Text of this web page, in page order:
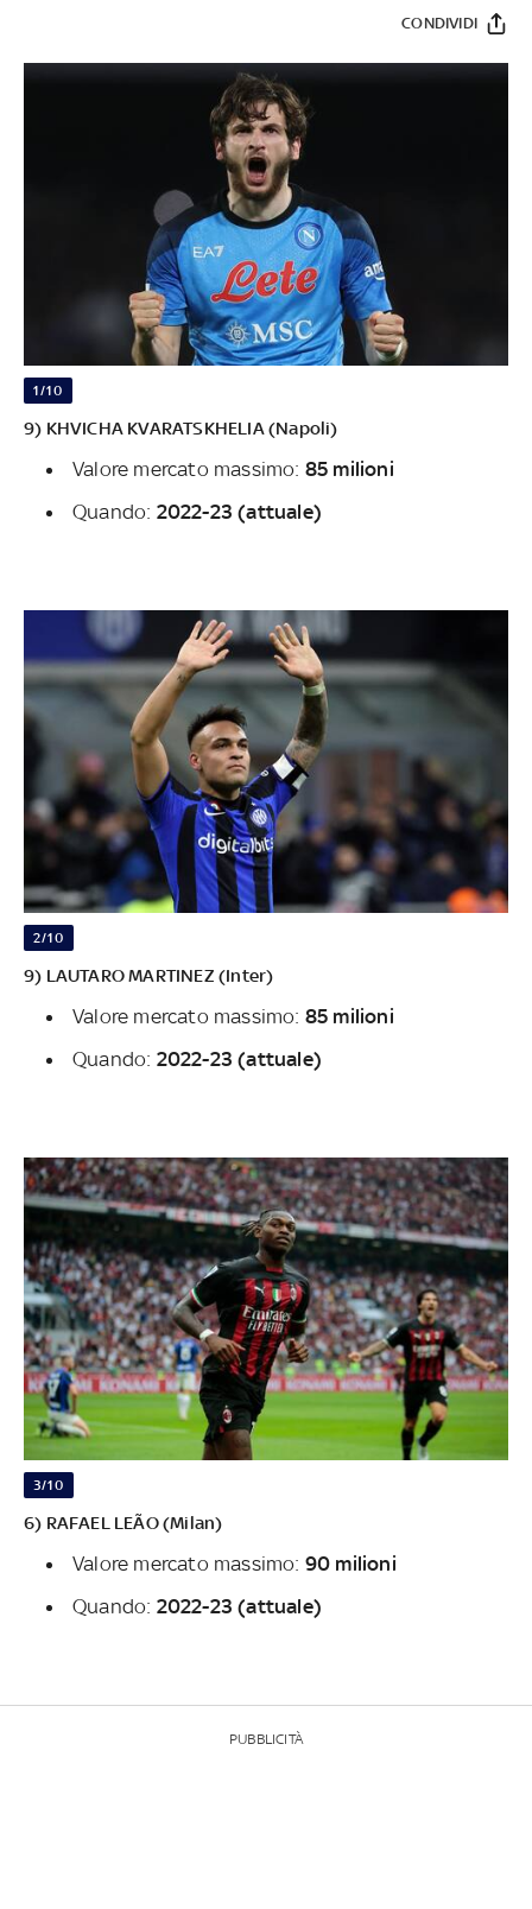
CONDIVIDI
1/10
9) KHVICHA KVARATSKHELIA (Napoli)
Valore mercato massimo: 85 milioni
Quando: 2022-23 (attuale)
2/10
9) LAUTARO MARTINEZ (Inter)
Valore mercato massimo: 85 milioni
Quando: 2022-23 (attuale)
3/10
6) RAFAEL LEÃO (Milan)
Valore mercato massimo: 90 milioni
Quando: 2022-23 (attuale)
PUBBLICITÀ